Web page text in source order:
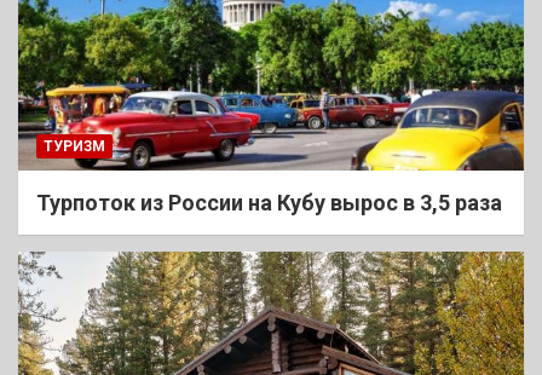
ТУРИЗМ
Турпоток из России на Кубу вырос в 3,5 раза